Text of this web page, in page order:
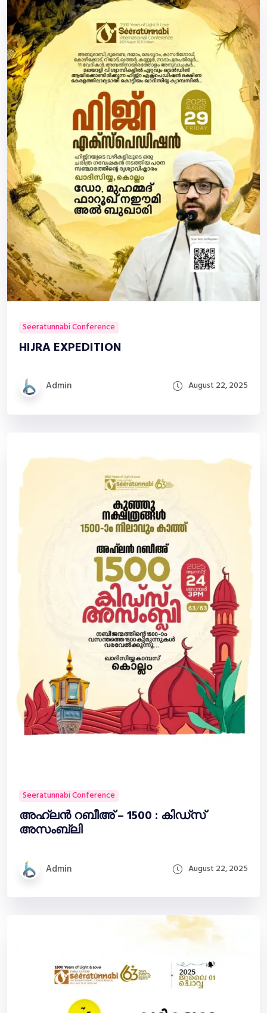
Seeratunnabi Conference
HIJRA EXPEDITION
Admin August 22, 2025
Seeratunnabi Conference
അഹ്‌ലൻ റബീഅ് – 1500 : കിഡ്സ്
അസംബ്ലി
Admin August 22, 2025